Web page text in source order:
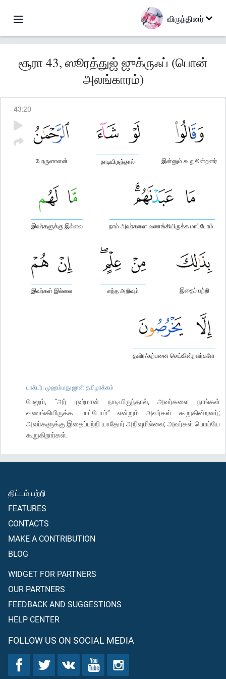
விருந்தினர்
சூரா 43, ஸூரத்துஜ் ஜுக்ருஃப் (பொன்
அலங்காரம்)
43:20
இன்னும் கூறுகின்றனர்
நாடியிருந்தால்
பேரருளாளன்
நாம் அவர்களை வணங்கியிருக்க மாட்டோம்.
இவர்களுக்கு இல்லை
இதைப் பற்றி
எந்த அறிவும்
இவர்கள் இல்லை
தவிர/கற்பனை செய்கின்றவர்களே
டாக்டர். முஹம்மது ஜான் தமிழாக்கம்
மேலும், “அர் ரஹ்மான் நாடியிருந்தால், அவர்களை நாங்கள்
வணங்கியிருக்க மாட்டோம்” என்றும் அவர்கள் கூறுகின்றனர்;
அவர்களுக்கு இதைப்பற்றி யாதோர் அறிவுமில்லை; அவர்கள் பொய்யே
கூறுகிறார்கள்.
திட்டம் பற்றி
FEATURES
CONTACTS
MAKE A CONTRIBUTION
BLOG
WIDGET FOR PARTNERS
OUR PARTNERS
FEEDBACK AND SUGGESTIONS
HELP CENTER
FOLLOW US ON SOCIAL MEDIA